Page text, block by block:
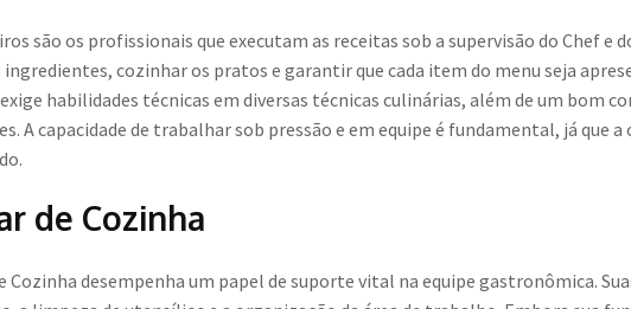
são os profissionais que executam as receitas sob a supervisão do Chef e
ingredientes, cozinhar os pratos e garantir que cada item do menu seja
habilidades técnicas em diversas técnicas culinárias, além de um bom
A capacidade de trabalhar sob pressão e em equipe é fundamental, já que
de Cozinha
Cozinha desempenha um papel de suporte vital na equipe gastronômica.